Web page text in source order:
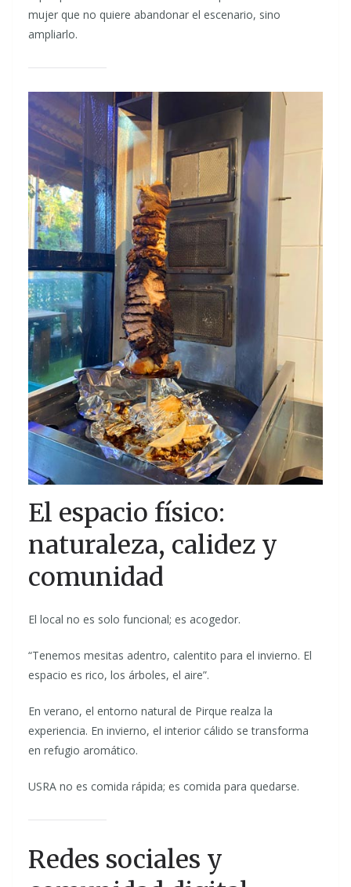
mujer que no quiere abandonar el escenario, sino
ampliarlo.
El espacio físico:
naturaleza, calidez y
comunidad
El local no es solo funcional; es acogedor.
“Tenemos mesitas adentro, calentito para el invierno. El
espacio es rico, los árboles, el aire”.
En verano, el entorno natural de Pirque realza la
experiencia. En invierno, el interior cálido se transforma
en refugio aromático.
USRA no es comida rápida; es comida para quedarse.
Redes sociales y